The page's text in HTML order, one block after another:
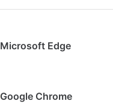
Microsoft Edge
Google Chrome